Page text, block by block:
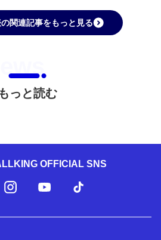
関連記事をもっと見る
もっと読む
OFFICIAL SNS